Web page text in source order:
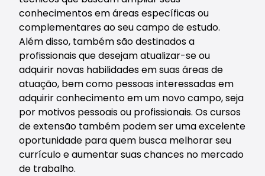
conhecimentos em áreas específicas ou
complementares ao seu campo de estudo.
Além disso, também são destinados a
profissionais que desejam atualizar-se ou
adquirir novas habilidades em suas áreas de
atuação, bem como pessoas interessadas em
adquirir conhecimento em um novo campo, seja
por motivos pessoais ou profissionais. Os cursos
de extensão também podem ser uma excelente
oportunidade para quem busca melhorar seu
currículo e aumentar suas chances no mercado
de trabalho.